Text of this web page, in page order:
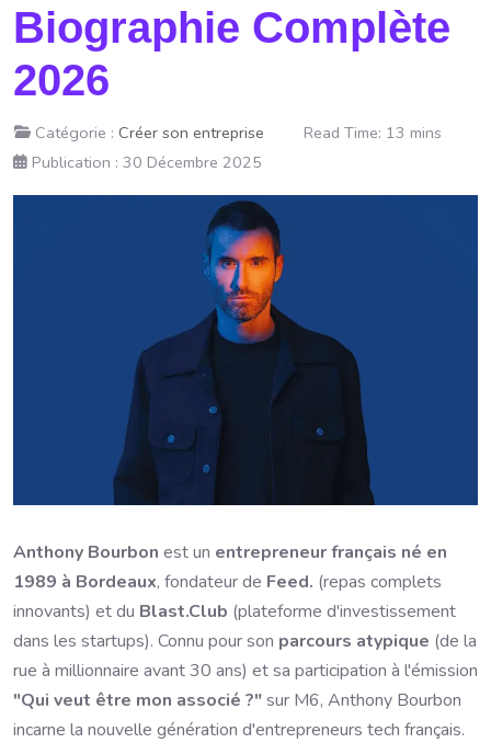
Biographie Complète
2026
Catégorie : Créer son entreprise
Read Time: 13 mins
Publication : 30 Décembre 2025
Anthony Bourbon est un entrepreneur français né en
1989 à Bordeaux, fondateur de Feed. (repas complets
innovants) et du Blast.Club (plateforme d'investissement
dans les startups). Connu pour son parcours atypique (de la
rue à millionnaire avant 30 ans) et sa participation à l'émission
"Qui veut être mon associé ?"sur M6, Anthony Bourbon
incarne la nouvelle génération d'entrepreneurs tech français.